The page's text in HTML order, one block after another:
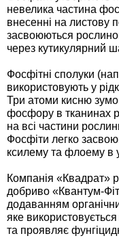
невелика частина
внесенні на
засвоюються
через кутикулярний
Фосфітні сполуки
використовують у
Три атоми кисню
фосфору в тканинах
на всі частини
Фосфіти легко
ксилему та флоему в
Компанія «Квадрат»
добриво «Квантум-
додаванням
яке
та проявляє